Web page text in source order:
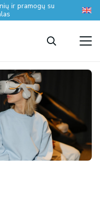
ir pramogų su